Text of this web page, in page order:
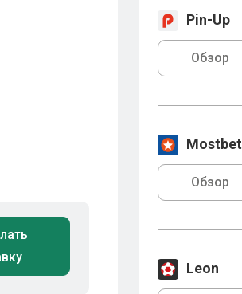
Pin-Up
Обзор
Mostbet
Обзор
Leon